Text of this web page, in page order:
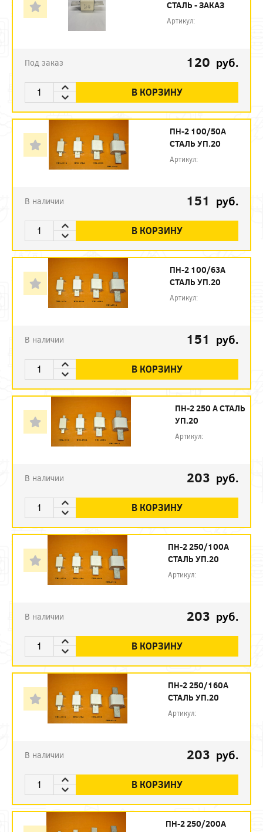
СТАЛЬ - ЗАКАЗ
Артикул:
Под заказ 120 руб.
В КОРЗИНУ
ПН-2 100/50А
СТАЛЬ УП.20
Артикул:
В наличии 151 руб.
В КОРЗИНУ
ПН-2 100/63А
СТАЛЬ УП.20
Артикул:
В наличии 151 руб.
В КОРЗИНУ
ПН-2 250 А СТАЛЬ
УП.20
Артикул:
В наличии 203 руб.
В КОРЗИНУ
ПН-2 250/100А
СТАЛЬ УП.20
Артикул:
В наличии 203 руб.
В КОРЗИНУ
ПН-2 250/160А
СТАЛЬ УП.20
Артикул:
В наличии 203 руб.
В КОРЗИНУ
ПН-2 250/200А